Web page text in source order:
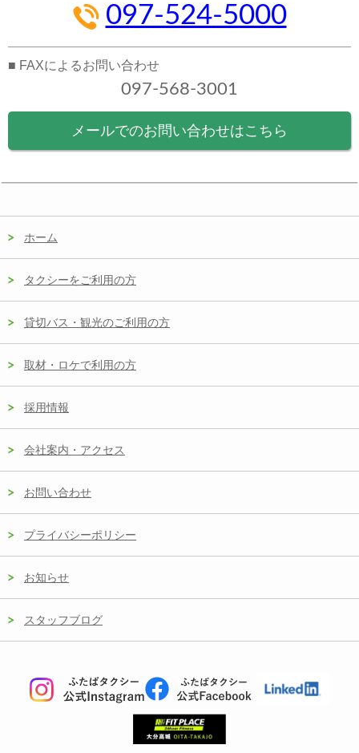
097-524-5000
■ FAXによるお問い合わせ
097-568-3001
メールでのお問い合わせはこちら
ホーム
タクシーをご利用の方
貸切バス・観光のご利用の方
取材・ロケで利用の方
採用情報
会社案内・アクセス
お問い合わせ
プライバシーポリシー
お知らせ
スタッフブログ